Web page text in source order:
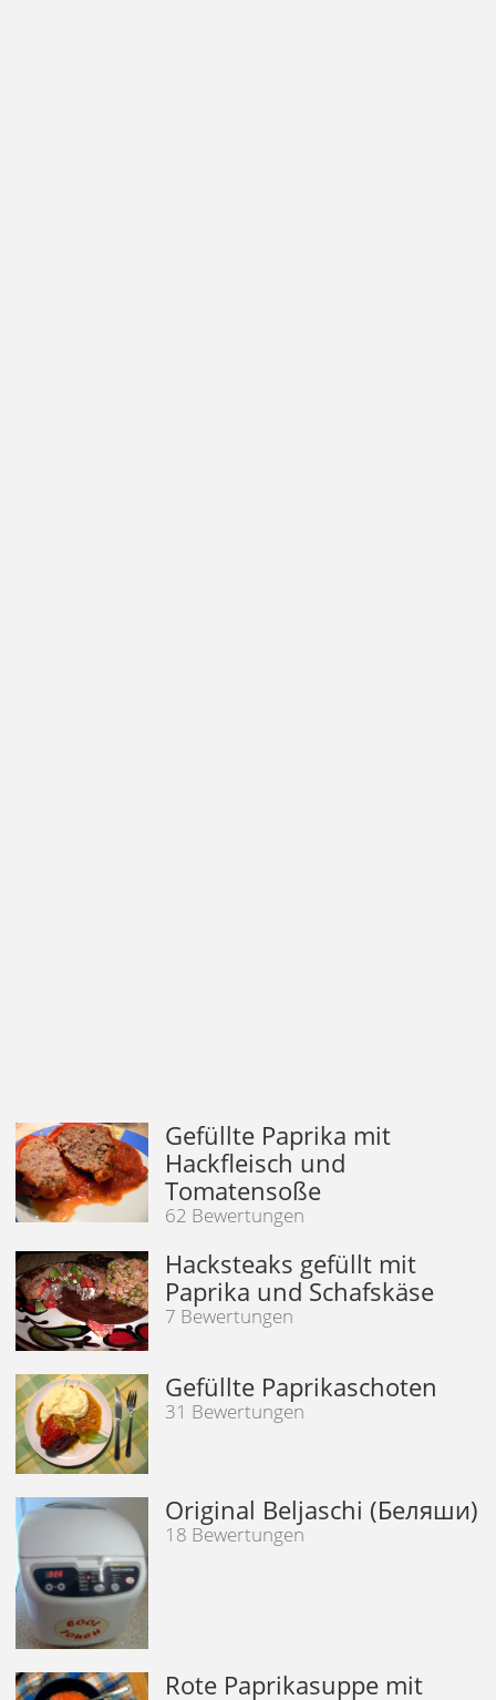
Gefüllte Paprika mit
Hackfleisch und
Tomatensoße
62 Bewertungen
Hacksteaks gefüllt mit
Paprika und Schafskäse
7 Bewertungen
Gefüllte Paprikaschoten
31 Bewertungen
Original Beljaschi (Беляши)
18 Bewertungen
Rote Paprikasuppe mit